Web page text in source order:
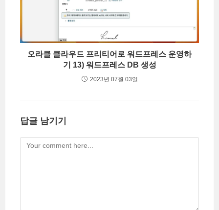
오라클 클라우드 프리티어로 워드프레스 운영하
기 13) 워드프레스 DB 생성
2023년 07월 03일
답글 남기기
Comment